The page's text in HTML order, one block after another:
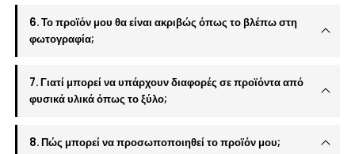
6. Το προϊόν μου θα είναι ακριβώς όπως το βλέπω στη
φωτογραφία;
7. Γιατί μπορεί να υπάρχουν διαφορές σε προϊόντα από
φυσικά υλικά όπως το ξύλο;
8. Πώς μπορεί να προσωποποιηθεί το προϊόν μου;